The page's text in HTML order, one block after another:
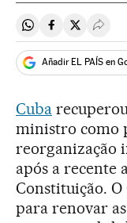
Compartir en
Compartir en
Añadir EL PAÍS en
Cuba
ministro como
reorganização
após a recente
Constituição.
para renovar